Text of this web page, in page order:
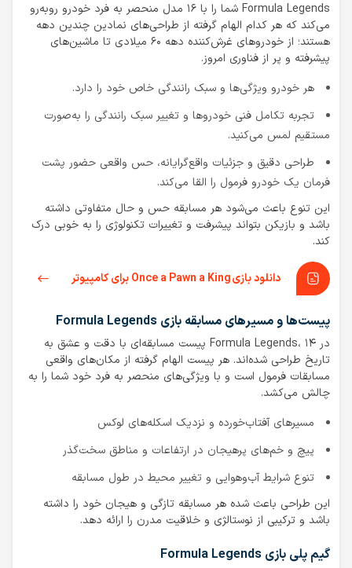
Formula Legends شما را با ۱۶ مدل منحصر به فرد خودرو روبه‌رو
می‌کند که هر کدام الهام گرفته از طراحی‌های نمادین چندین دهه
هستند؛ از خودروهای غرش‌کننده دهه ۶۰ میلادی تا ماشین‌های
پیشرفته و پر از فناوری امروز.
هر خودرو ویژگی‌ها و سبک رانندگی خاص خود را دارد.
تجربه تکامل فنی خودروها و تغییر سبک رانندگی را به‌صورت
مستقیم لمس می‌کنید.
طراحی دقیق و جزئیات واقع‌گرایانه، حس واقعی حضور پشت
فرمان یک خودرو فرمول را القا می‌کند.
این تنوع باعث می‌شود هر مسابقه حس و حال متفاوتی داشته
باشد و بازیکن بتواند پیشرفت و تغییرات تکنولوژی را به خوبی درک
کند.
دانلود بازی Once a Pawn a King برای کامپیوتر
پیست‌ها و مسیرهای مسابقه بازی Formula Legends
در Formula Legends، ۱۴ پیست مسابقه‌ای با دقت و عشق به
تاریخ طراحی شده‌اند. هر پیست الهام گرفته از مکان‌های واقعی
مسابقات فرمول است و با ویژگی‌های منحصر به فرد خود شما را به
چالش می‌کشد.
مسیرهای آفتاب‌خورده و نزدیک اسکله‌های لوکس
پیچ و خم‌های پرهیجان در ارتفاعات و مناطق سخت‌گذر
تنوع شرایط آب‌وهوایی و تغییر محیط در طول مسابقه
این طراحی باعث شده هر مسابقه تازگی و هیجان خود را داشته
باشد و ترکیبی از نوستالژی و خلاقیت مدرن را ارائه دهد.
گیم پلی بازی Formula Legends